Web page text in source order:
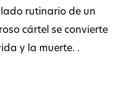
rutinario de un
cártel se convierte
y la muerte. .